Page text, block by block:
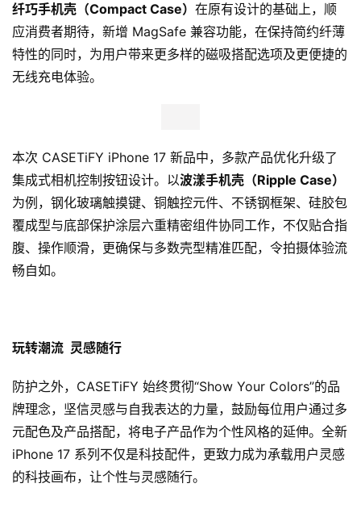
纤巧手机壳（Compact Case） 在原有设计的基础上，顺
应消费者期待，新增 MagSafe 兼容功能，在保持简约纤薄
特性的同时，为用户带来更多样的磁吸搭配选项及更便捷的
无线充电体验。
本次 CASETiFY iPhone 17 新品中，多款产品优化升级了
集成式相机控制按钮设计。以波漾手机壳（Ripple Case）
为例，钢化玻璃触摸键、铜触控元件、不锈钢框架、硅胶包
覆成型与底部保护涂层六重精密组件协同工作，不仅贴合指
腹、操作顺滑，更确保与多数壳型精准匹配，令拍摄体验流
畅自如。
玩转潮流 灵感随行
防护之外，CASETiFY 始终贯彻“Show Your Colors”的品
牌理念，坚信灵感与自我表达的力量，鼓励每位用户通过多
元配色及产品搭配，将电子产品作为个性风格的延伸。全新
iPhone 17 系列不仅是科技配件，更致力成为承载用户灵感
的科技画布，让个性与灵感随行。